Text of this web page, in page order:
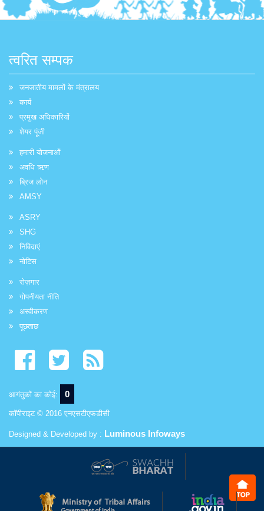
त्वरित सम्पक
जनजातीय मामलों के मंत्रालय
कार्य
प्रमुख अधिकारियों
शेयर पूंजी
हमारी योजनाओं
अवधि ऋण
ब्रिज लोन
AMSY
ASRY
SHG
निविदाएं
नोटिस
रोज़गार
गोपनीयता नीति
अस्वीकरण
पूछताछ
आगंतुकों का कोई: 0
कॉपीराइट © 2016 एनएसटीएफडीसी
Designed & Developed by : Luminous Infoways